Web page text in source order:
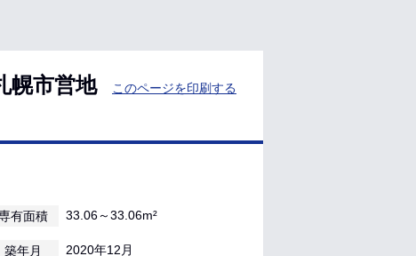
幌市営地
このページを印刷する
有面積 33.06～33.06m²
築年月 2020年12月